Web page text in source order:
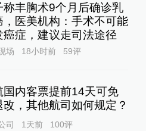
称丰胸术9个月后确诊乳
，医美机构：手术不可能
癌症，建议走司法途径
场 18小时前 59评
国内客票提前14天可免
改，其他航司如何规定？
司 1天前 100评